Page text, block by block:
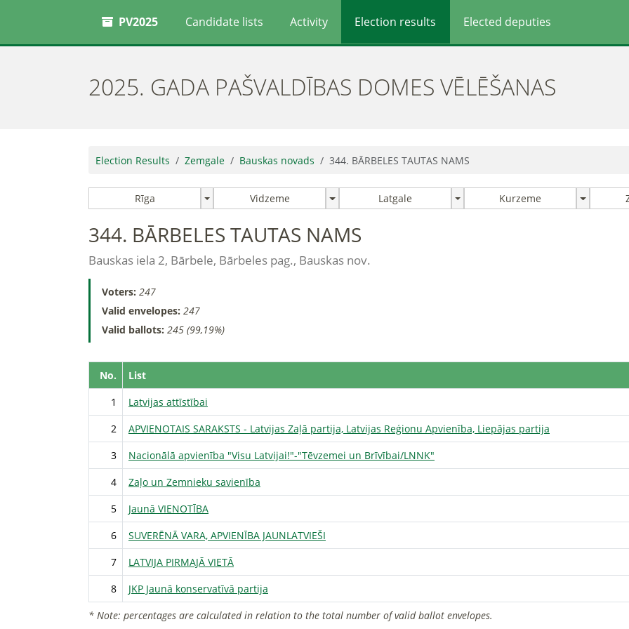
PV2025 Candidate lists Activity Election results Elected deputies
2025. GADA PAŠVALDĪBAS DOMES VĒLĒŠANAS
Election Results Zemgale Bauskas novads 344. BĀRBELES TAUTAS NAMS
Rīga Vidzeme Latgale Kurzeme
344. BĀRBELES TAUTAS NAMS
Bauskas iela 2, Bārbele, Bārbeles pag., Bauskas nov.
Voters: 247
Valid envelopes: 247
Valid ballots: 245 (99,19%)
No. List
1
Latvijas attīstībai
2
APVIENOTAIS SARAKSTS - Latvijas Zaļā partija, Latvijas Reģionu Apvienība, Liepājas partija
3
Nacionālā apvienība "Visu Latvijai!"-"Tēvzemei un Brīvībai/LNNK"
4
Zaļo un Zemnieku savienība
5
Jaunā VIENOTĪBA
6
SUVERĒNĀ VARA, APVIENĪBA JAUNLATVIEŠI
7
LATVIJA PIRMAJĀ VIETĀ
8
JKP Jaunā konservatīvā partija
* Note: percentages are calculated in relation to the total number of valid ballot envelopes.